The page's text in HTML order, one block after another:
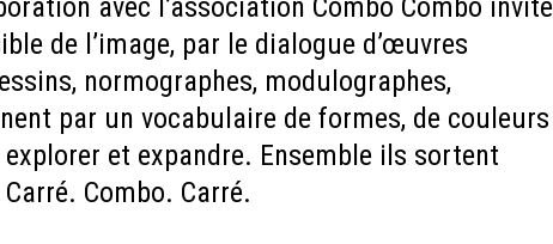
de l’image, par le dialogue d’œuvres
normographes, modulographes,
par un vocabulaire de formes, de couleurs
et expandre. Ensemble ils sortent
Combo. Carré.